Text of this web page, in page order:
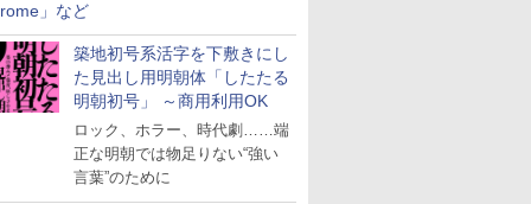
」など
築地初号系活字を下敷きにし
た見出し用明朝体「したたる
明朝初号」 ～商用利用OK
ロック、ホラー、時代劇……端
正な明朝では物足りない“強い
言葉”のために